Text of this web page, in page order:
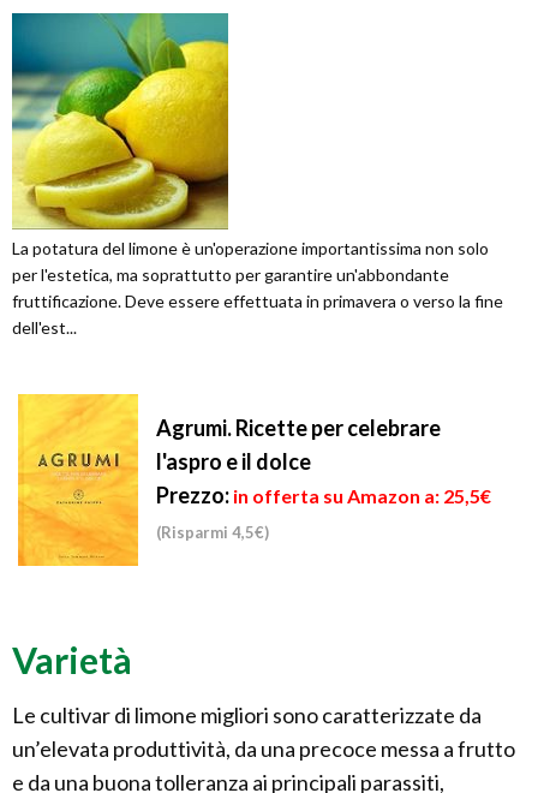
La potatura del limone è un'operazione importantissima non solo
per l'estetica, ma soprattutto per garantire un'abbondante
fruttificazione. Deve essere effettuata in primavera o verso la fine
dell'est...
Agrumi. Ricette per celebrare
l'aspro e il dolce
Prezzo: in offerta su Amazon a: 25,5€
(Risparmi 4,5€)
Varietà
Le cultivar di limone migliori sono caratterizzate da
un’elevata produttività, da una precoce messa a frutto
e da una buona tolleranza ai principali parassiti,